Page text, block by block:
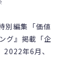
別編集「価値
グ』掲載「企
年6月、